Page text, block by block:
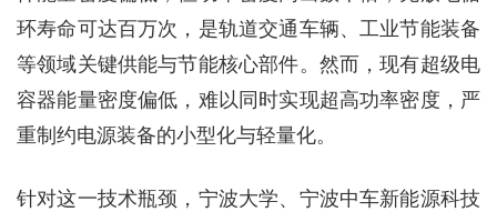
环寿命可达百万次，是轨道交通车辆、工业节能装备
等领域关键供能与节能核心部件。然而，现有超级电
容器能量密度偏低，难以同时实现超高功率密度，严
重制约电源装备的小型化与轻量化。
针对这一技术瓶颈，宁波大学、宁波中车新能源科技